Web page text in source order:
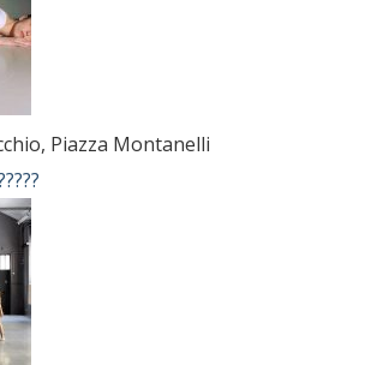
Piazza Montanelli